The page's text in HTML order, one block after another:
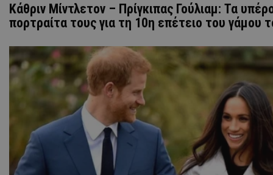
Kάθριν Μίντλετον – Πρίγκιπας Γούλιαμ: Τα
πορτραίτα τους για τη 10η επέτειο του γάμου